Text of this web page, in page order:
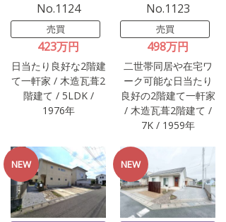
No.1124
売買
423万円
日当たり良好な2階建
て一軒家 / 木造瓦葺2
階建て / 5LDK /
1976年
No.1123
売買
498万円
二世帯同居や在宅ワ
ーク可能な日当たり
良好の2階建て一軒家
/ 木造瓦葺2階建て /
7K / 1959年